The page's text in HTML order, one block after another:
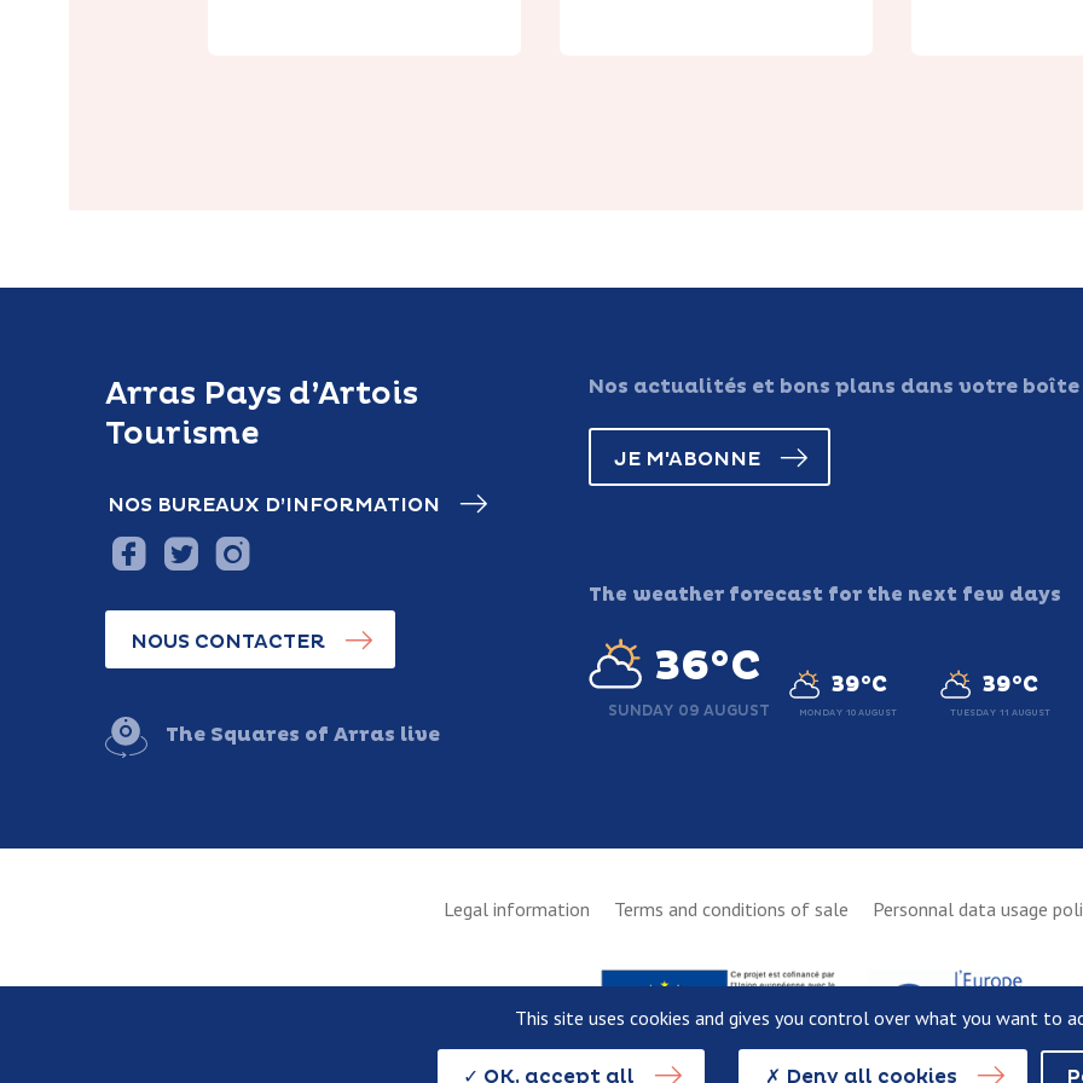
Arras Pays d’Artois
Tourisme
NOS BUREAUX D’INFORMATION
NOUS CONTACTER
The Squares of Arras live
Nos actualités et bons plans dans votre
JE M'ABONNE
The weather forecast for the next few days
36°C
SUNDAY 09 AUGUST
39°C
MONDAY 10 AUGUST
39°C
TUESDAY 11 AUGUST
Legal information Terms and conditions of sale Personnal data usage
This site uses cookies and gives you control over what you want to
OK, accept all Deny all cookies